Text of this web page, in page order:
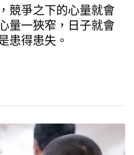
競爭之下的心量就會
量一狹窄，日子就會
患得患失。